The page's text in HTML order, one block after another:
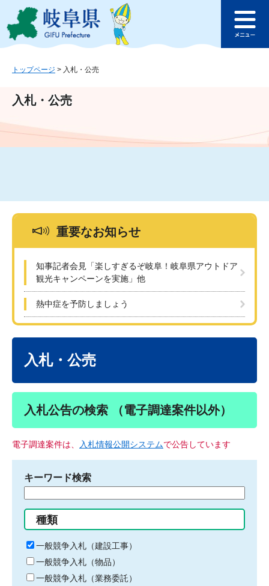
ジ
ュ
文
このページの本文へ
ュ
トップページ > 入札・公売
入札・公売
重要なお知らせ
知事記者会見「楽しすぎるぞ岐阜！岐阜県アウトドア
観光キャンペーンを実施」他
熱中症を予防しましょう
入札・公売
入札公告の検索 （電子調達案件以外）
電子調達案件は、 入札情報公開システムで公告しています
キーワード検索
る
キ
ー
ワ
ー
種類
一般競争入札（建設工事）
一般競争入札（物品）
一般競争入札（業務委託）